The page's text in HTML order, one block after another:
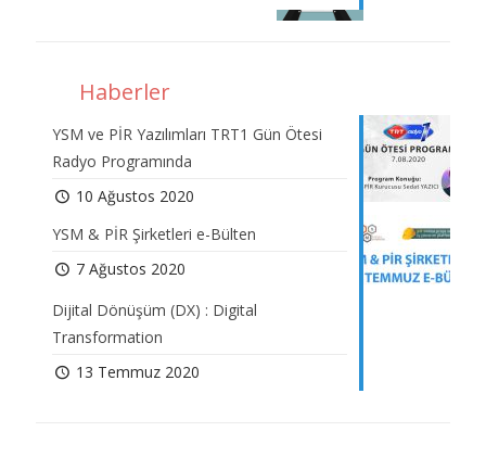
Haberler
YSM ve PİR Yazılımları TRT1 Gün Ötesi
Radyo Programında
10 Ağustos 2020
YSM & PİR Şirketleri e-Bülten
7 Ağustos 2020
Dijital Dönüşüm (DX) : Digital
Transformation
13 Temmuz 2020